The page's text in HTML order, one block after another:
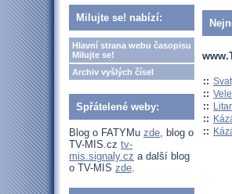
Milujte se! nabízí:
Hlavní strana webu časopisu
Milujte se!
Archiv vyšlých čísel
Spřátelené weby:
Blog o FATYMu zde, blog o
TV-MIS.cz tv-
mis.signaly.cz a další blog
o TV-MIS zde.
::
::
::
::
::